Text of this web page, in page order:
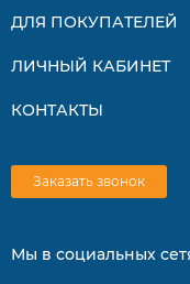
Работа по таймеру 24/
Информационный
обработка.
Подготовка к
ДЛЯ ПОКУПАТЕЛЕЙ
ЛИЧНЫЙ КАБИНЕТ
КОНТАКТЫ
Заказать звонок
Мы в социальных